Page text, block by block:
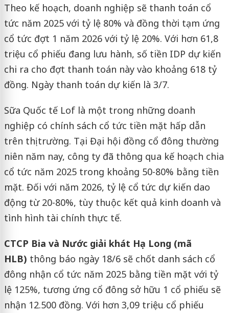
Theo kế hoạch, doanh nghiệp sẽ thanh toán cổ
tức năm 2025 với tỷ lệ 80% và đồng thời tạm ứng
cổ tức đợt 1 năm 2026 với tỷ lệ 20%. Với hơn 61,8
triệu cổ phiếu đang lưu hành, số tiền IDP dự kiến
chi ra cho đợt thanh toán này vào khoảng 618 tỷ
đồng. Ngày thanh toán dự kiến là 3/7.
Sữa Quốc tế Lof là một trong những doanh
nghiệp có chính sách cổ tức tiền mặt hấp dẫn
trên thị trường. Tại Đại hội đồng cổ đông thường
niên năm nay, công ty đã thông qua kế hoạch chia
cổ tức năm 2025 trong khoảng 50-80% bằng tiền
mặt. Đối với năm 2026, tỷ lệ cổ tức dự kiến dao
động từ 20-80%, tùy thuộc kết quả kinh doanh và
tình hình tài chính thực tế.
CTCP Bia và Nước giải khát Hạ Long (mã
HLB) thông báo ngày 18/6 sẽ chốt danh sách cổ
đông nhận cổ tức năm 2025 bằng tiền mặt với tỷ
lệ 125%, tương ứng cổ đông sở hữu 1 cổ phiếu sẽ
nhận 12.500 đồng. Với hơn 3,09 triệu cổ phiếu